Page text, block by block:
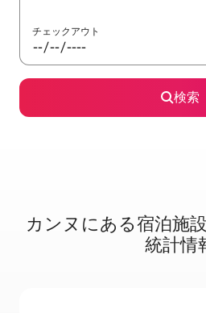
チェックアウト
検索
カンヌに⁠あ⁠る宿⁠泊⁠施⁠
統⁠計⁠情⁠